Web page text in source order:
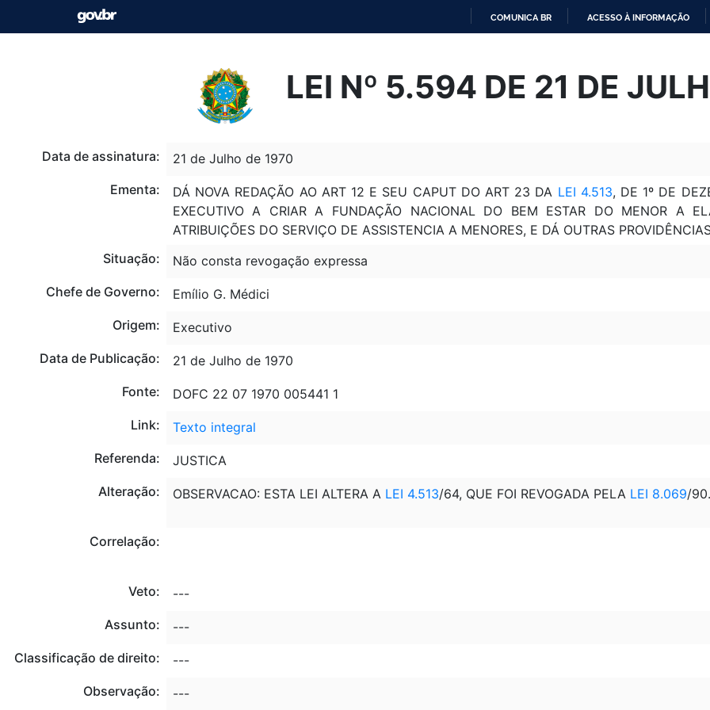
O
CONTEÚDO
COMUNICA BR ACESSO À INFORMAÇÃO
LEI Nº 5.594 DE 21 DE
Data de assinatura:
21 de Julho de 1970
Ementa:
DÁ NOVA REDAÇÃO AO ART 12 E SEU CAPUT DO ART 23 DA LEI 4.513, DE 1º DE
EXECUTIVO A CRIAR A FUNDAÇÃO NACIONAL DO BEM ESTAR DO MENOR A
ATRIBUIÇÕES DO SERVIÇO DE ASSISTENCIA A MENORES, E DÁ OUTRAS
Situação:
Não consta revogação expressa
Chefe de Governo:
Emílio G. Médici
Origem:
Executivo
Data de Publicação:
21 de Julho de 1970
Fonte:
DOFC 22 07 1970 005441 1
Link:
Texto integral
Referenda:
JUSTICA
Alteração:
OBSERVACAO: ESTA LEI ALTERA A LEI 4.513/64, QUE FOI REVOGADA PELA LEI 8.069/90.
Correlação:
Veto:
---
Assunto:
---
Classificação de direito:
---
Observação:
---